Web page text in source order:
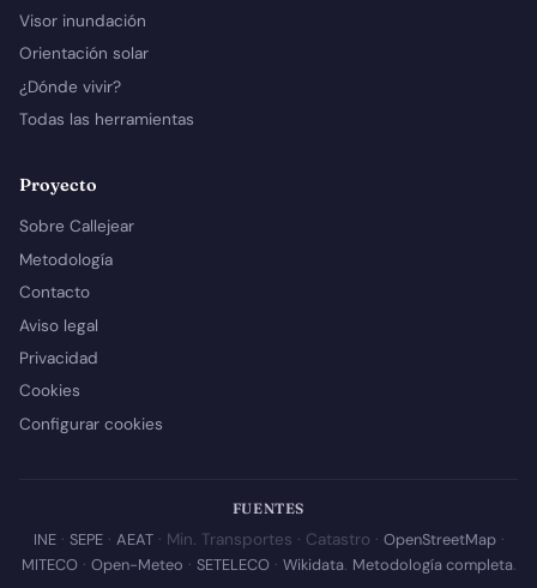
Visor inundación
Orientación solar
¿Dónde vivir?
Todas las herramientas
Proyecto
Sobre Callejear
Metodología
Contacto
Aviso legal
Privacidad
Cookies
Configurar cookies
FUENTES
INE· SEPE· AEAT· Min. Transportes · Catastro · OpenStreetMap·
MITECO· Open-Meteo · SETELECO· Wikidata. Metodología completa.